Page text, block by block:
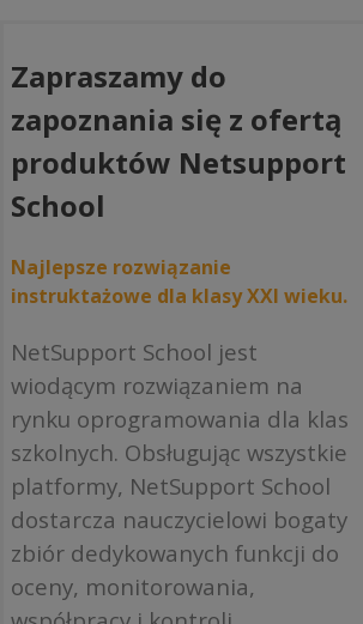
Zapraszamy do
zapoznania się z ofertą
produktów Netsupport
School
Najlepsze rozwiązanie
instruktażowe dla klasy XXI wieku.
NetSupport School jest
wiodącym rozwiązaniem na
rynku oprogramowania dla klas
szkolnych. Obsługując wszystkie
platformy, NetSupport School
dostarcza nauczycielowi bogaty
zbiór dedykowanych funkcji do
oceny, monitorowania,